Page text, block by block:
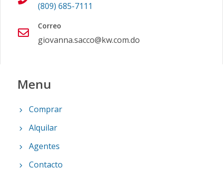
(809) 685-7111
Correo
giovanna.sacco@kw.com.do
Menu
Comprar
Alquilar
Agentes
Contacto